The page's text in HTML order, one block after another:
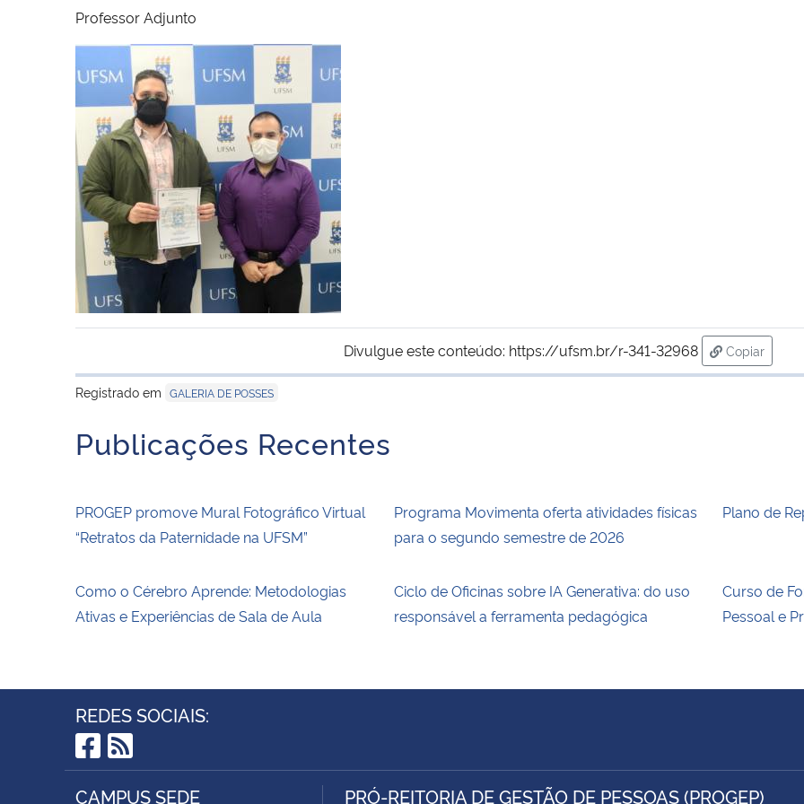
Professor Adjunto
Divulgue este conteúdo: https://ufsm.br/r-341-32968
Copiar
para área
Registrado em GALERIA DE POSSES
Publicações Recentes
PROGEP promove Mural Fotográfico Virtual
“Retratos da Paternidade na UFSM”
Programa Movimenta oferta atividades físicas
para o segundo semestre de 2026
Plano de
Como o Cérebro Aprende: Metodologias
Ativas e Experiências de Sala de Aula
Ciclo de Oficinas sobre IA Generativa: do uso
responsável a ferramenta pedagógica
Curso de
Pessoal e
REDES SOCIAIS:
Facebook
RSS
CAMPUS SEDE PRÓ-REITORIA DE GESTÃO DE PESSOAS (PROGEP)